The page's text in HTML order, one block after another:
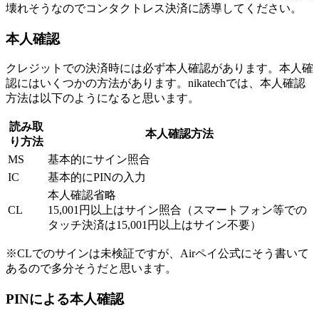
壊れそうなのでコンタクトレス決済に誘導してください。
本人確認
クレジットでの決済時には必ず本人確認があります。本人確
認にはいくつかの方法があります。nikatechでは、本人確認
方法は以下のようになると思います。
読み取
り方法
本人確認方法
MS
基本的にサイン照合
IC
基本的にPINの入力
CL
本人確認省略
15,001円以上はサイン照合（スマートフォン等での
タッチ決済は15,001円以上はサイン不要）
※CLでのサインは未検証ですが、Airペイ公式にそう書いて
あるので多分そうだと思います。
PINによる本人確認